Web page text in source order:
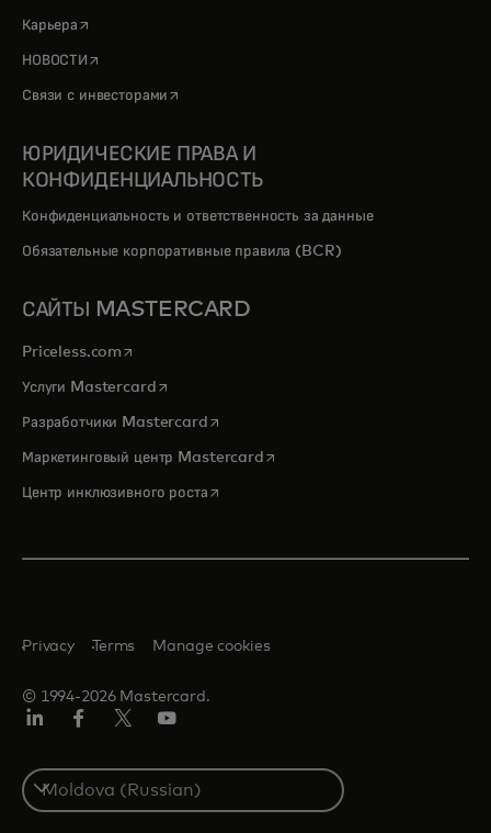
Карьера opens in a new tab
НОВОСТИ opens in a new tab
Связи с инвесторами opens in a new tab
ЮРИДИЧЕСКИЕ ПРАВА И
КОНФИДЕНЦИАЛЬНОСТЬ
Конфиденциальность и ответственность за данные
Обязательные корпоративные правила (BCR)
САЙТЫ MASTERCARD
Priceless.com opens in a new tab
Услуги Mastercardopens in a new tab
Разработчики Mastercardopens in a new tab
Маркетинговый центр Mastercardopens in a new tab
Центр инклюзивного ростаopens in a new tab
© 1994-2026 Mastercard.
Privacy Terms Manage cookies
Select
a
country